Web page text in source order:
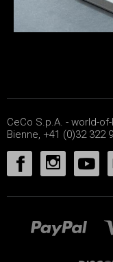
CeCo S.p.A. - world-
Bienne, +41 (0)32 322